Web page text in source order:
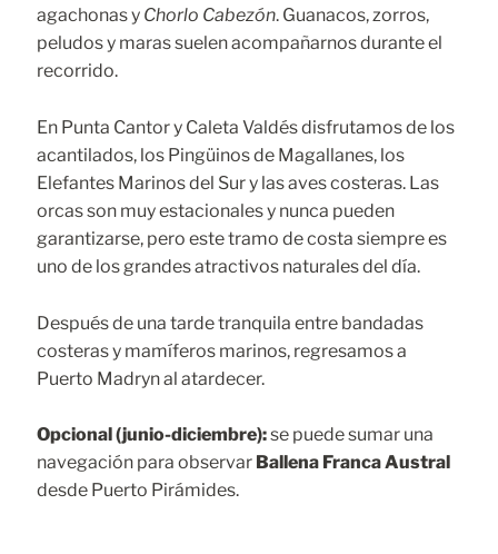
agachonas y Chorlo Cabezón. Guanacos, zorros,
peludos y maras suelen acompañarnos durante el
recorrido.
En Punta Cantor y Caleta Valdés disfrutamos de los
acantilados, los Pingüinos de Magallanes, los
Elefantes Marinos del Sur y las aves costeras. Las
orcas son muy estacionales y nunca pueden
garantizarse, pero este tramo de costa siempre es
uno de los grandes atractivos naturales del día.
Después de una tarde tranquila entre bandadas
costeras y mamíferos marinos, regresamos a
Puerto Madryn al atardecer.
Opcional (junio-diciembre):se puede sumar una
navegación para observar Ballena Franca Austral
desde Puerto Pirámides.